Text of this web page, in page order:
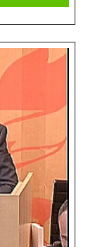
MORE